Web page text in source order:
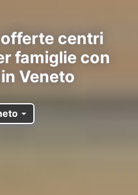
centri
famiglie con
Veneto